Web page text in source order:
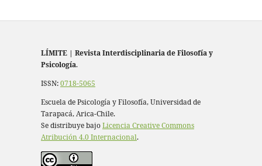
LÍMITE | Revista Interdisciplinaria de Filosofía y
Psicología.
ISSN:0718-5065
Escuela de Psicología y Filosofía, Universidad de
Tarapacá, Arica-Chile.
Se distribuye bajoLicencia Creative Commons
Atribución 4.0 Internacional.